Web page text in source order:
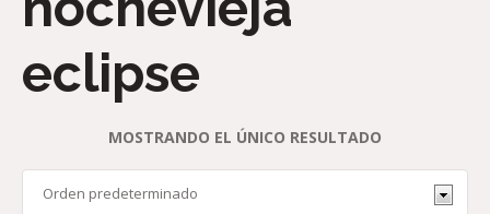
eclipse
MOSTRANDO EL ÚNICO RESULTADO